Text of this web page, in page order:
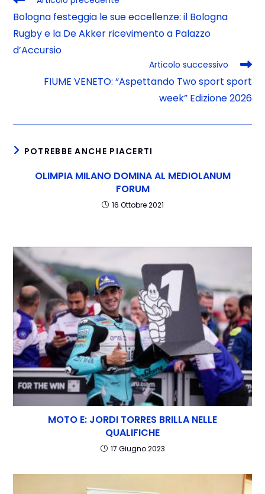
Bologna festeggia le sue eccellenze: il Bologna
Rugby e la De Akker ricevimento a Palazzo
d’Accursio
Articolo successivo
FIUME VENETO: “Aspettando Two sport sport
week” Edizione 2026
POTREBBE ANCHE PIACERTI
OLIMPIA MILANO DOMINA AL MEDIOLANUM
FORUM
16 Ottobre 2021
MOTO E: JORDI TORRES BRILLA NELLE
QUALIFICHE
17 Giugno 2023